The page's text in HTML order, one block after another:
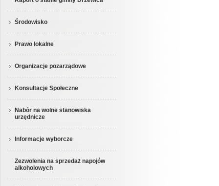
Środowisko
Prawo lokalne
Organizacje pozarządowe
Konsultacje Społeczne
Nabór na wolne stanowiska
urzędnicze
Informacje wyborcze
Zezwolenia na sprzedaż napojów
alkoholowych